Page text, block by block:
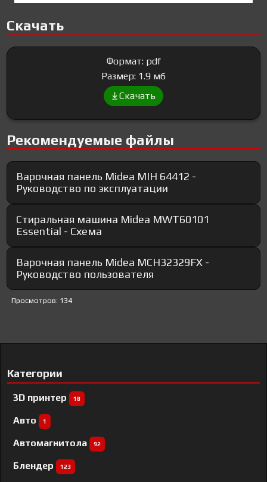
Скачать
Формат: pdf
Размер: 1.9 мб
Скачать
Рекомендуемые файлы
Варочная панель Midea MIH 64412 -
Руководство по эксплуатации
Стиральная машина Midea MWT60101
Essential - Схема
Варочная панель Midea MCH32329FX -
Руководство пользователя
Просмотров: 134
Категории
3D принтер 18
Авто 1
Автомагнитола 92
Блендер 123